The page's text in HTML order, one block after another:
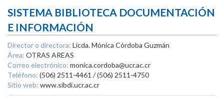
SISTEMA BIBLIOTECA DOCUMENTACIÓN
E INFORMACIÓN
Director o directora: Licda. Mónica Córdoba Guzmán
Área: OTRAS AREAS
Correo electrónico: monica.cordoba@ucr.ac.cr
Teléfono: (506) 2511-4461 / (506) 2511-4750
Sitio web: www.sibdi.ucr.ac.cr